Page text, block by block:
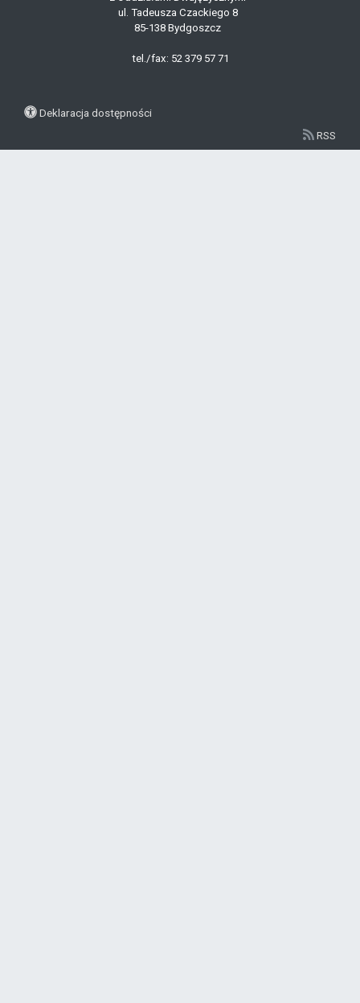
ul. Tadeusza Czackiego 8
85-138 Bydgoszcz
tel./fax: 52 379 57 71
Deklaracja dostępności
RSS